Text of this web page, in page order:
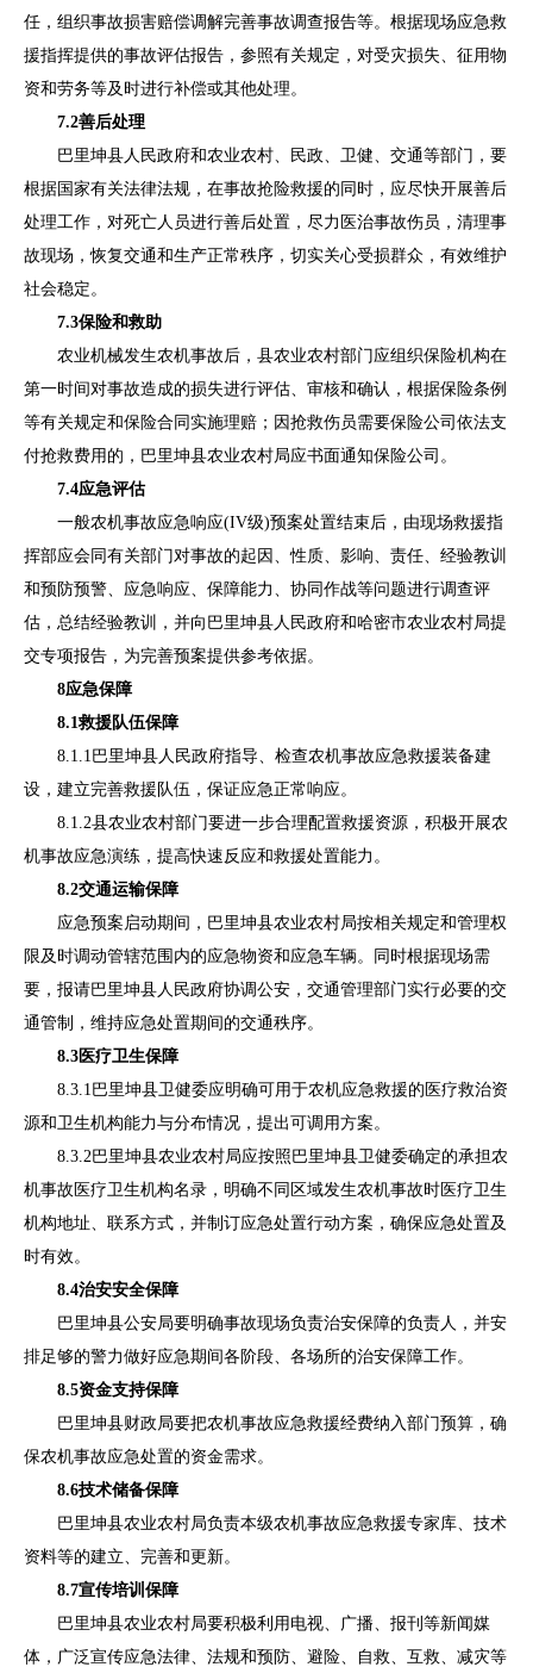
任，组织事故损害赔偿调解完善事故调查报告等。根据现场应急救
援指挥提供的事故评估报告，参照有关规定，对受灾损失、征用物
资和劳务等及时进行补偿或其他处理。
7.2善后处理
巴里坤县人民政府和农业农村、民政、卫健、交通等部门，要
根据国家有关法律法规，在事故抢险救援的同时，应尽快开展善后
处理工作，对死亡人员进行善后处置，尽力医治事故伤员，清理事
故现场，恢复交通和生产正常秩序，切实关心受损群众，有效维护
社会稳定。
7.3保险和救助
农业机械发生农机事故后，县农业农村部门应组织保险机构在
第一时间对事故造成的损失进行评估、审核和确认，根据保险条例
等有关规定和保险合同实施理赔；因抢救伤员需要保险公司依法支
付抢救费用的，巴里坤县农业农村局应书面通知保险公司。
7.4应急评估
一般农机事故应急响应(IV级)预案处置结束后， 由现场救援指
挥部应会同有关部门对事故的起因、性质、影响、责任、经验教训
和预防预警、应急响应、保障能力、协同作战等问题进行调查评
估，总结经验教训，并向 巴里坤县人民政府和哈密市农业农村局提
交专项报告，为完善预案提供参考依据。
8应急保障
8.1救援队伍保障
8.1.1 巴里坤县人民政府指导、检查农机事故应急救援装备建
设，建立完善救援队伍，保证应急正常响应。
8.1.2县农业农村部门要进一步合理配置救援资源，积极开展农
机事故应急演练，提高快速反应和救援处置能力。
8.2交通运输保障
应急预案启动期间， 巴里坤县农业农村局按相关规定和管理权
限及时调动管辖范围内的应急物资和应急车辆。同时根据现场需
要，报请巴里坤县人民政府协调公安 ， 交通管理部门实行必要的交
通管制，维持应急处置期间的交通秩序。
8.3医疗卫生保障
8.3.1 巴里坤县卫健委应明确可用于农机应急救援的医疗救治资
源和卫生机构能力与分布情况，提出可调用方案。
8.3.2巴里坤县农业农村局应按照巴里坤县卫健委确定的承担农
机事故医疗卫生机构名录 ，明确不同区域发生农机事故时医疗卫生
机构地址、联系方式，并制订应急处置行动方案，确保应急处置及
时有效。
8.4治安安全保障
巴里坤县公安局要明确事故现场负责治安保障的负责人，并安
排足够的警力做好应急期间各阶段、各场所的治安保障工作。
8.5资金支持保障
巴里坤县财政局要把农机事故应急救援经费纳入部门预算，确
保农机事故应急处置的资金需求。
8.6技术储备保障
巴里坤县农业农村局负责本级农机事故应急救援专家库、技术
资料等的建立、完善和更新。
8.7宣传培训保障
巴里坤县农业农村局要积极利用电视、广播、报刊等新闻媒
体，广泛宣传应急法律、法规和预防、避险、自救、互救、减灾等